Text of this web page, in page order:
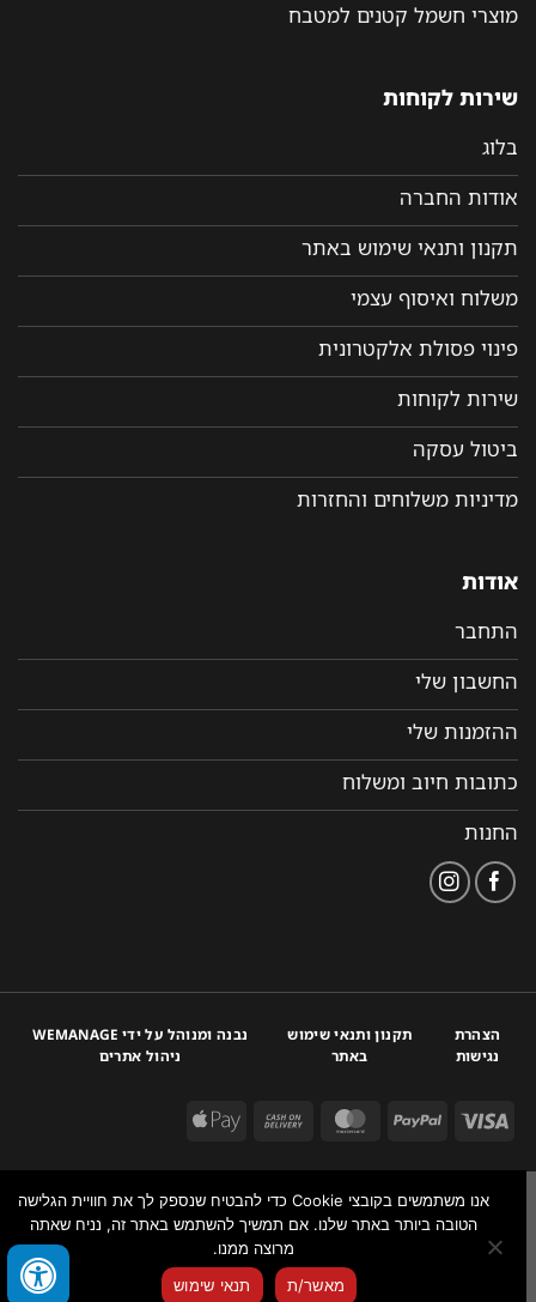
מוצרי חשמל קטנים למטבח
שירות לקוחות
בלוג
אודות החברה
תקנון ותנאי שימוש באתר
משלוח ואיסוף עצמי
פינוי פסולת אלקטרונית
שירות לקוחות
ביטול עסקה
מדיניות משלוחים והחזרות
אודות
התחבר
החשבון שלי
ההזמנות שלי
כתובות חיוב ומשלוח
החנות
הצהרת
נגישות
תקנון ותנאי שימוש
באתר
נבנה ומנוהל על ידי WEMANAGE
ניהול אתרים
אנו משתמשים בקובצי Cookie כדי להבטיח שנספק לך את חוויית הגלישה
הטובה ביותר באתר שלנו. אם תמשיך להשתמש באתר זה, נניח שאתה
מרוצה ממנו.
מאשר/ת
תנאי שימוש
צור איתנו קשר